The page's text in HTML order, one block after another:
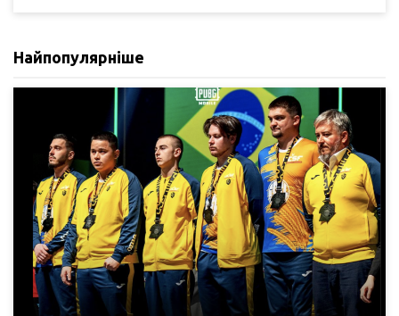
Найпопулярніше